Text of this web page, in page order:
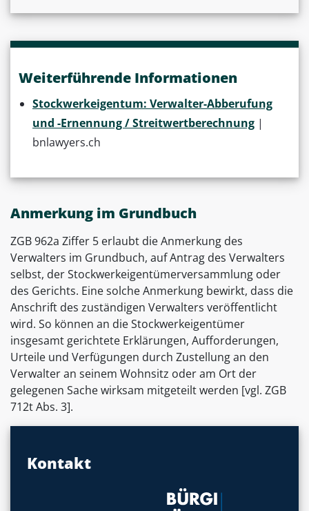
Weiterführende Informationen
Stockwerkeigentum: Verwalter-Abberufung
und -Ernennung / Streitwertberechnung |
bnlawyers.ch
Anmerkung im Grundbuch
ZGB 962a Ziffer 5 erlaubt die Anmerkung des
Verwalters im Grundbuch, auf Antrag des Verwalters
selbst, der Stockwerkeigentümerversammlung oder
des Gerichts. Eine solche Anmerkung bewirkt, dass die
Anschrift des zuständigen Verwalters veröffentlicht
wird. So können an die Stockwerkeigentümer
insgesamt gerichtete Erklärungen, Aufforderungen,
Urteile und Verfügungen durch Zustellung an den
Verwalter an seinem Wohnsitz oder am Ort der
gelegenen Sache wirksam mitgeteilt werden [vgl. ZGB
712t Abs. 3].
Kontakt